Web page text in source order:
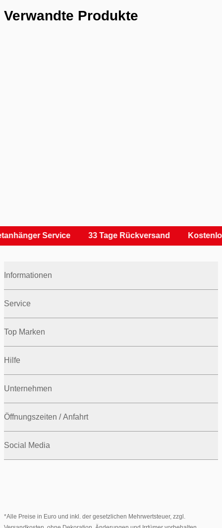
Verwandte Produkte
Service 33 Tage Rückversand
Informationen
Service
Top Marken
Hilfe
Unternehmen
Öffnungszeiten / Anfahrt
Social Media
*Alle Preise in Euro und inkl. der gesetzlichen Mehrwertsteuer, zzgl.